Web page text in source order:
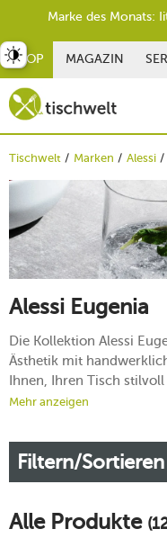
SHOP MAGAZIN
Tischwelt Marken Alessi
Alessi Eugenia
Die Kollektion Alessi
Ästhetik mit
Ihnen, Ihren Tisch
Kristallgläser aus dieser
italienischem Charme.
klaren Linien und die
Formensprache aus.
Mehr anzeigen
Filtern/Sortieren
Alle Produkte
umschalten
Marke des Monats: